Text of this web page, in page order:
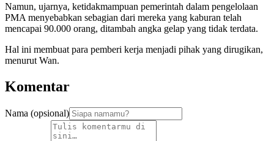
Namun, ujarnya, ketidakmampuan pemerintah dalam pengelolaan
PMA menyebabkan sebagian dari mereka yang kaburan telah
mencapai 90.000 orang, ditambah angka gelap yang tidak terdata.
Hal ini membuat para pemberi kerja menjadi pihak yang dirugikan,
menurut Wan.
Komentar
Nama (opsional)